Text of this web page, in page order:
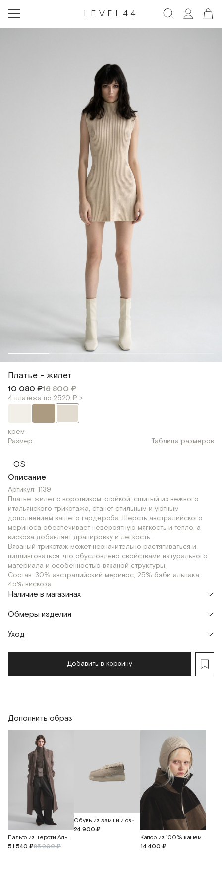
LEVEL44
Платье - жилет
10 080 ₽16 800 ₽
4 платежа по 2520 ₽ >
крем
Размер
Таблица размеров
OS
Описание
Артикул: 1139
Платье-жилет с воротником-стойкой, сшитый из нежного
итальянского трикотажа, станет стильным и уютным
дополнением вашего гардероба. Шерсть австралийского
мериноса обеспечивает невероятную мягкость и тепло, а
вискоза добавляет драпировку и легкость.
Вязаный трикотаж может незначительно растягиваться и
пиллинговаться, что обусловлено свойствами натурального
материала и особенностью вязаной структуры.
Состав: 30% австралийский меринос, 25% бэби альпака,
45% вискоза
Наличие в магазинах
г. Москва, Малая Бронная 24/3
OS
Обмеры изделия
Мерки, см
Длина изделия 77 77
Уход
Добавить в корзину
Дополнить образ
Пальто из шерсти Альпака
51 540 ₽85 900 ₽
Обувь из замши и овчины "Керли"
24 900 ₽
Капор из 100% кашемира
14 400 ₽